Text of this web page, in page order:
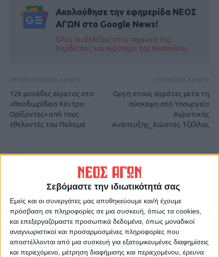
Σεβόμαστε την ιδιωτικότητά σας
Εμείς και οι συνεργάτες μας αποθηκεύουμε και/ή έχουμε
πρόσβαση σε πληροφορίες σε μια συσκευή, όπως τα cookies,
και επεξεργαζόμαστε προσωπικά δεδομένα, όπως μοναδικοί
αναγνωριστικοί και προσαρμοσμένες πληροφορίες που
αποστέλλονται από μια συσκευή για εξατομικευμένες διαφημίσεις
και περιεχόμενο, μέτρηση διαφήμισης και περιεχομένου, έρευνα
Ακολούθησε την εφημερίδα ΝΕΟΣ
ΑΓΩΝ στο Google News!
Όλες οι εξελίξεις στην περιοχή της
Καρδίτσας και ευρύτερα της Θεσσαλίας
126 μονάδες αίματος στο
«Θεοδωρίδειο Κέντρο
Ορίζοντες» από τους
εθελοντές του Παλαμά
Οργη στους αγρότες μετα τη
σύσκεψη στο Υπουργείο
Αγροτικής
Ανάπτυξης_Κώστας Τζέλλας
ΝΕΟΣ ΑΓΩΝ
https://neosagon.gr
Η Αρχαιότερη Καθημερινή Πρωινή Εφημερίδα της Καρδίτσας